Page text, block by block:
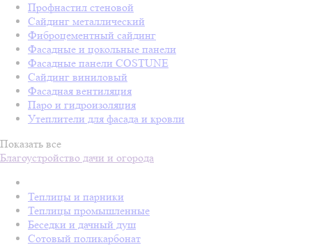
Профнастил стеновой
Сайдинг металлический
Фиброцементный сайдинг
Фасадные и цокольные панели
Фасадные панели COSTUNE
Сайдинг виниловый
Фасадная вентиляция
Паро и гидроизоляция
Утеплители для фасада и кровли
Показать все
Благоустройство дачи и огорода
Теплицы и парники
Теплицы промышленные
Беседки и дачный душ
Сотовый поликарбонат